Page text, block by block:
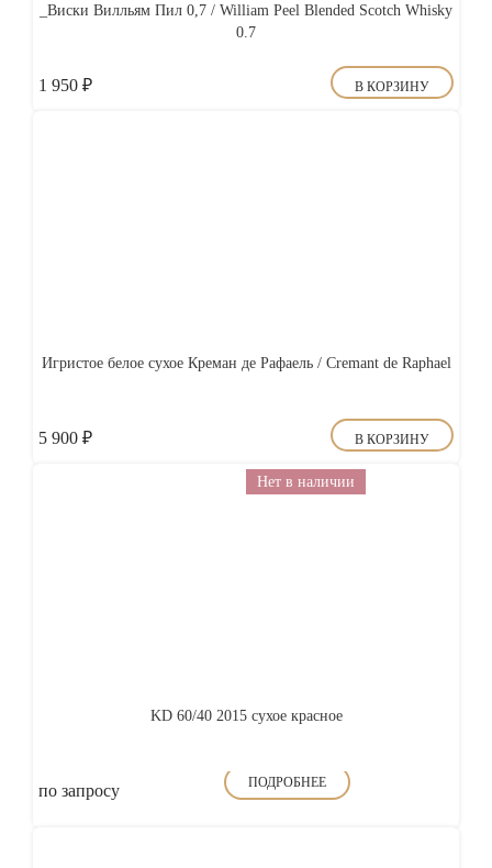
_Виски Вилльям Пил 0,7 / William Peel Blended Scotch Whisky
0.7
1 950 ₽ В КОРЗИНУ
Игристое белое сухое Креман де Рафаель / Cremant de Raphael
5 900 ₽ В КОРЗИНУ
Нет в наличии
KD 60/40 2015 сухое красное
по запросу ПОДРОБНЕЕ